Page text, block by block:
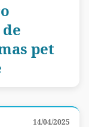
pet
14/04/2025